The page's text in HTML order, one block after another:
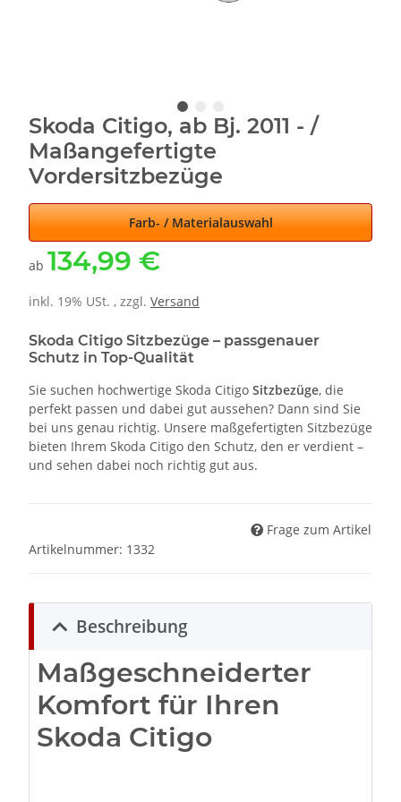
Skoda Citigo, ab Bj. 2011 - /
Maßangefertigte
Vordersitzbezüge
Farb- / Materialauswahl
ab 134,99 €
inkl. 19% USt. , zzgl. Versand
Skoda Citigo Sitzbezüge – passgenauer
Schutz in Top-Qualität
Sie suchen hochwertige Skoda Citigo Sitzbezüge, die
perfekt passen und dabei gut aussehen? Dann sind Sie
bei uns genau richtig. Unsere maßgefertigten Sitzbezüge
bieten Ihrem Skoda Citigo den Schutz, den er verdient –
und sehen dabei noch richtig gut aus.
Frage zum Artikel
Artikelnummer: 1332
Beschreibung
Maßgeschneiderter
Komfort für Ihren
Skoda Citigo